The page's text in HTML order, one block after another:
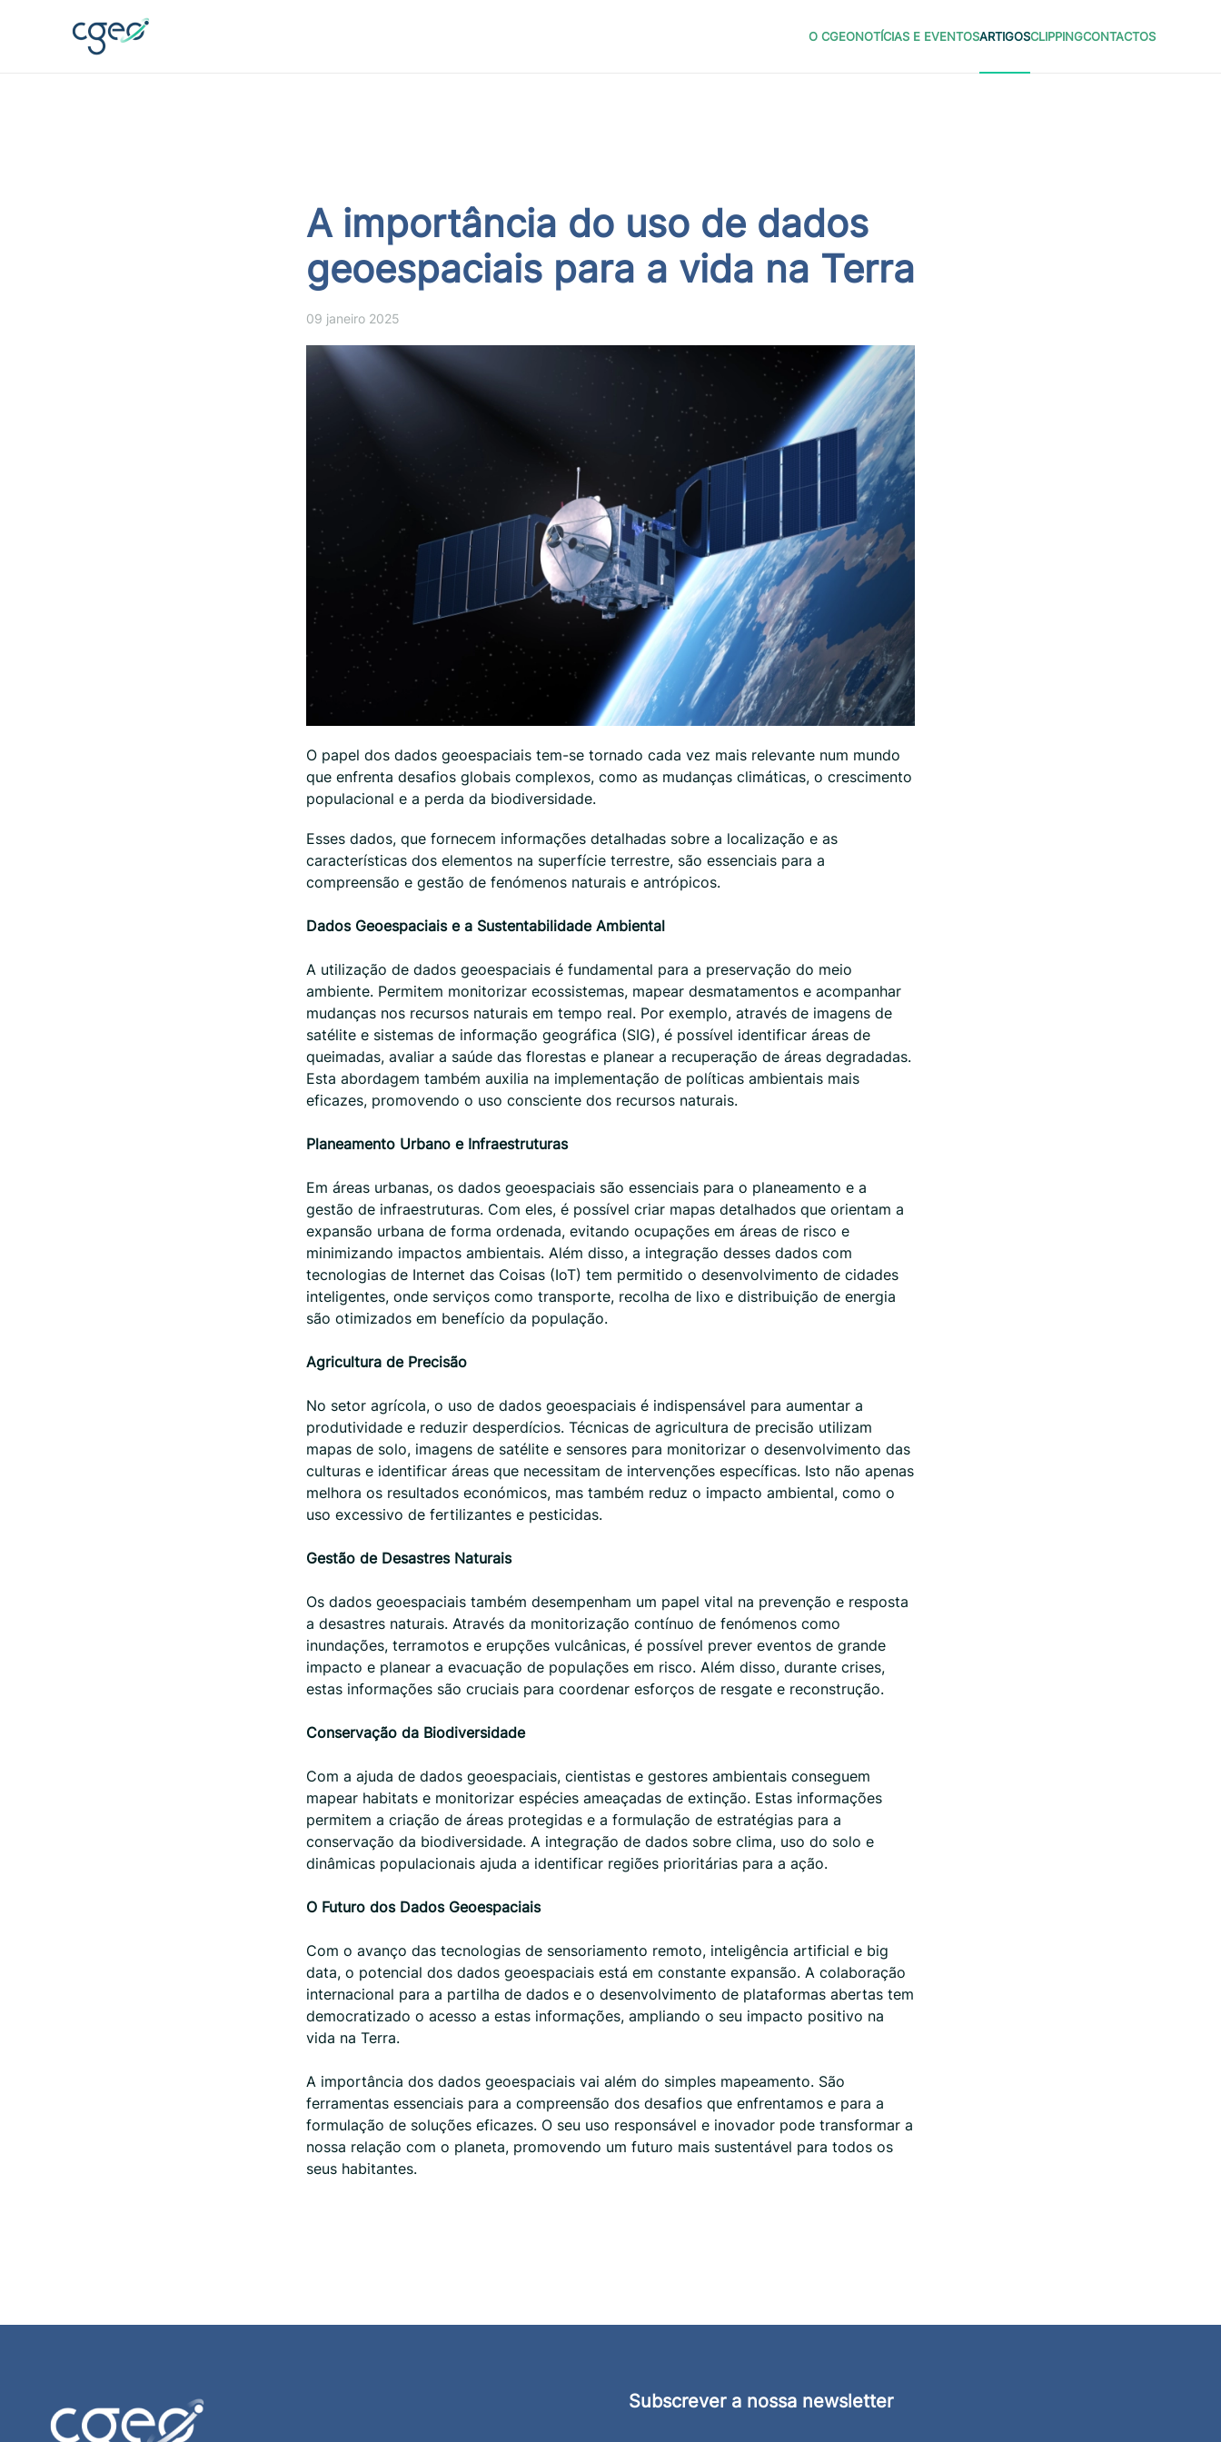
Skip to main content
O CGEONOTÍCIAS E EVENTOSARTIGOSCLIPPINGCONTACTOS
A importância do uso de dados
geoespaciais para a vida na Terra
09 janeiro 2025
O papel dos dados geoespaciais tem-se tornado cada vez mais relevante num mundo
que enfrenta desafios globais complexos, como as mudanças climáticas, o crescimento
populacional e a perda da biodiversidade.
Esses dados, que fornecem informações detalhadas sobre a localização e as
características dos elementos na superfície terrestre, são essenciais para a
compreensão e gestão de fenómenos naturais e antrópicos.
Dados Geoespaciais e a Sustentabilidade Ambiental
A utilização de dados geoespaciais é fundamental para a preservação do meio
ambiente. Permitem monitorizar ecossistemas, mapear desmatamentos e acompanhar
mudanças nos recursos naturais em tempo real. Por exemplo, através de imagens de
satélite e sistemas de informação geográfica (SIG), é possível identificar áreas de
queimadas, avaliar a saúde das florestas e planear a recuperação de áreas degradadas.
Esta abordagem também auxilia na implementação de políticas ambientais mais
eficazes, promovendo o uso consciente dos recursos naturais.
Planeamento Urbano e Infraestruturas
Em áreas urbanas, os dados geoespaciais são essenciais para o planeamento e a
gestão de infraestruturas. Com eles, é possível criar mapas detalhados que orientam a
expansão urbana de forma ordenada, evitando ocupações em áreas de risco e
minimizando impactos ambientais. Além disso, a integração desses dados com
tecnologias de Internet das Coisas (IoT) tem permitido o desenvolvimento de cidades
inteligentes, onde serviços como transporte, recolha de lixo e distribuição de energia
são otimizados em benefício da população.
Agricultura de Precisão
No setor agrícola, o uso de dados geoespaciais é indispensável para aumentar a
produtividade e reduzir desperdícios. Técnicas de agricultura de precisão utilizam
mapas de solo, imagens de satélite e sensores para monitorizar o desenvolvimento das
culturas e identificar áreas que necessitam de intervenções específicas. Isto não apenas
melhora os resultados económicos, mas também reduz o impacto ambiental, como o
uso excessivo de fertilizantes e pesticidas.
Gestão de Desastres Naturais
Os dados geoespaciais também desempenham um papel vital na prevenção e resposta
a desastres naturais. Através da monitorização contínuo de fenómenos como
inundações, terramotos e erupções vulcânicas, é possível prever eventos de grande
impacto e planear a evacuação de populações em risco. Além disso, durante crises,
estas informações são cruciais para coordenar esforços de resgate e reconstrução.
Conservação da Biodiversidade
Com a ajuda de dados geoespaciais, cientistas e gestores ambientais conseguem
mapear habitats e monitorizar espécies ameaçadas de extinção. Estas informações
permitem a criação de áreas protegidas e a formulação de estratégias para a
conservação da biodiversidade. A integração de dados sobre clima, uso do solo e
dinâmicas populacionais ajuda a identificar regiões prioritárias para a ação.
O Futuro dos Dados Geoespaciais
Com o avanço das tecnologias de sensoriamento remoto, inteligência artificial e big
data, o potencial dos dados geoespaciais está em constante expansão. A colaboração
internacional para a partilha de dados e o desenvolvimento de plataformas abertas tem
democratizado o acesso a estas informações, ampliando o seu impacto positivo na
vida na Terra.
A importância dos dados geoespaciais vai além do simples mapeamento. São
ferramentas essenciais para a compreensão dos desafios que enfrentamos e para a
formulação de soluções eficazes. O seu uso responsável e inovador pode transformar a
nossa relação com o planeta, promovendo um futuro mais sustentável para todos os
seus habitantes.
Subscrever a nossa newsletter